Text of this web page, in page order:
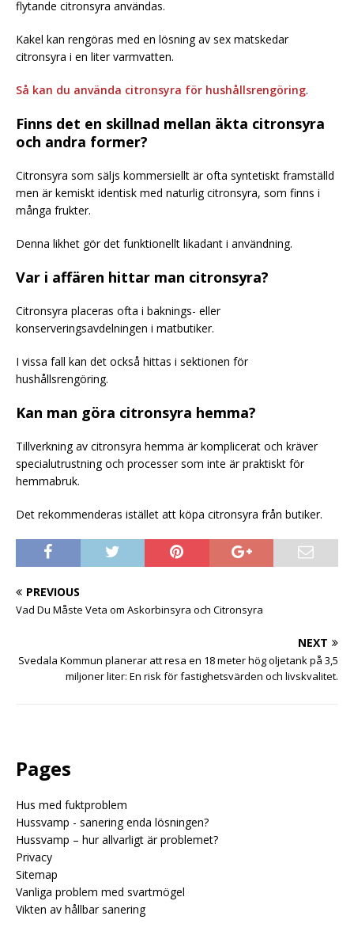
flytande citronsyra användas.
Kakel kan rengöras med en lösning av sex matskedar
citronsyra i en liter varmvatten.
Så kan du använda citronsyra för hushållsrengöring.
Finns det en skillnad mellan äkta citronsyra
och andra former?
Citronsyra som säljs kommersiellt är ofta syntetiskt framställd
men är kemiskt identisk med naturlig citronsyra, som finns i
många frukter.
Denna likhet gör det funktionellt likadant i användning.
Var i affären hittar man citronsyra?
Citronsyra placeras ofta i baknings- eller
konserveringsavdelningen i matbutiker.
I vissa fall kan det också hittas i sektionen för
hushållsrengöring.
Kan man göra citronsyra hemma?
Tillverkning av citronsyra hemma är komplicerat och kräver
specialutrustning och processer som inte är praktiskt för
hemmabruk.
Det rekommenderas istället att köpa citronsyra från butiker.
PREVIOUS
Vad Du Måste Veta om Askorbinsyra och Citronsyra
NEXT
Svedala Kommun planerar att resa en 18 meter hög oljetank på 3,5
miljoner liter: En risk för fastighetsvärden och livskvalitet.
Pages
Hus med fuktproblem
Hussvamp - sanering enda lösningen?
Hussvamp – hur allvarligt är problemet?
Privacy
Sitemap
Vanliga problem med svartmögel
Vikten av hållbar sanering